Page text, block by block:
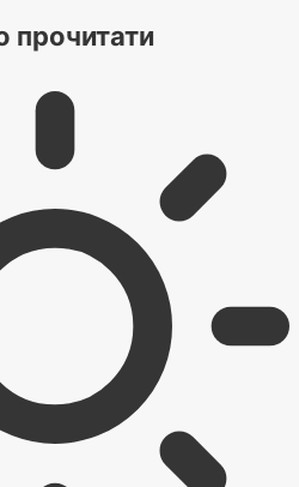
прочитати